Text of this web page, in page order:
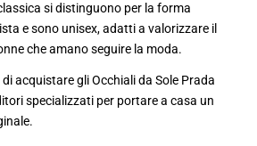
si distinguono per la forma
e sono unisex, adatti a valorizzare il
che amano seguire la moda.
acquistare gli Occhiali da Sole Prada
specializzati per portare a casa un